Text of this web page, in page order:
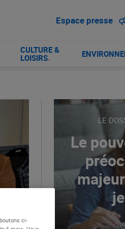
Espace presse
CULTURE &
LOISIRS.
LE
Le
ci-